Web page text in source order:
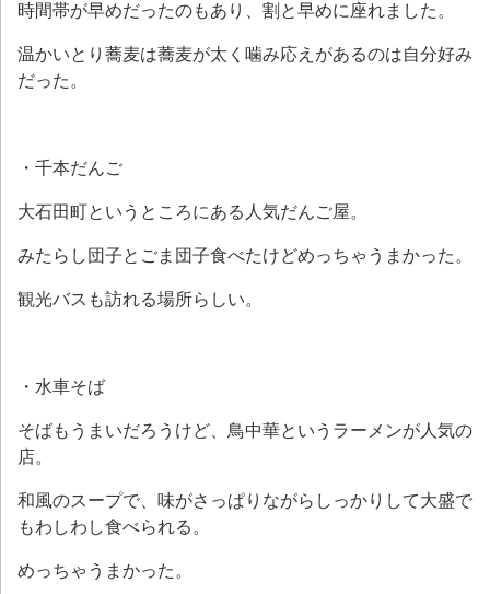
時間帯が早めだったのもあり、割と早めに座れました。
温かいとり蕎麦は蕎麦が太く噛み応えがあるのは自分好み
だった。
・千本だんご
大石田町というところにある人気だんご屋。
みたらし団子とごま団子食べたけどめっちゃうまかった。
観光バスも訪れる場所らしい。
・水車そば
そばもうまいだろうけど、鳥中華というラーメンが人気の
店。
和風のスープで、味がさっぱりながらしっかりして大盛で
もわしわし食べられる。
めっちゃうまかった。